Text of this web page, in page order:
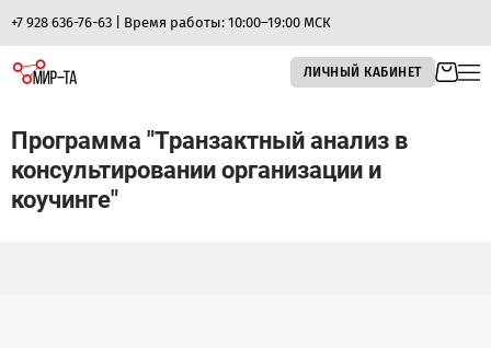
+7 928 636-76-63 | Время работы: 10:00–19:00 МСК
ЛИЧНЫЙ КАБИНЕТ
Программа "Транзактный анализ в
консультировании организации и
коучинге"